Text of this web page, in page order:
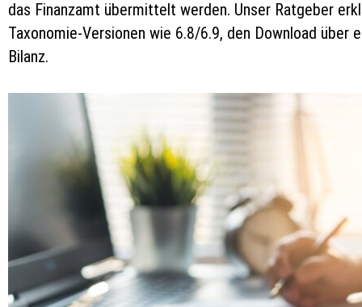
das Finanzamt übermittelt werden. Unser Ratgeber
Taxonomie-Versionen wie 6.8/6.9, den Download über
Bilanz.